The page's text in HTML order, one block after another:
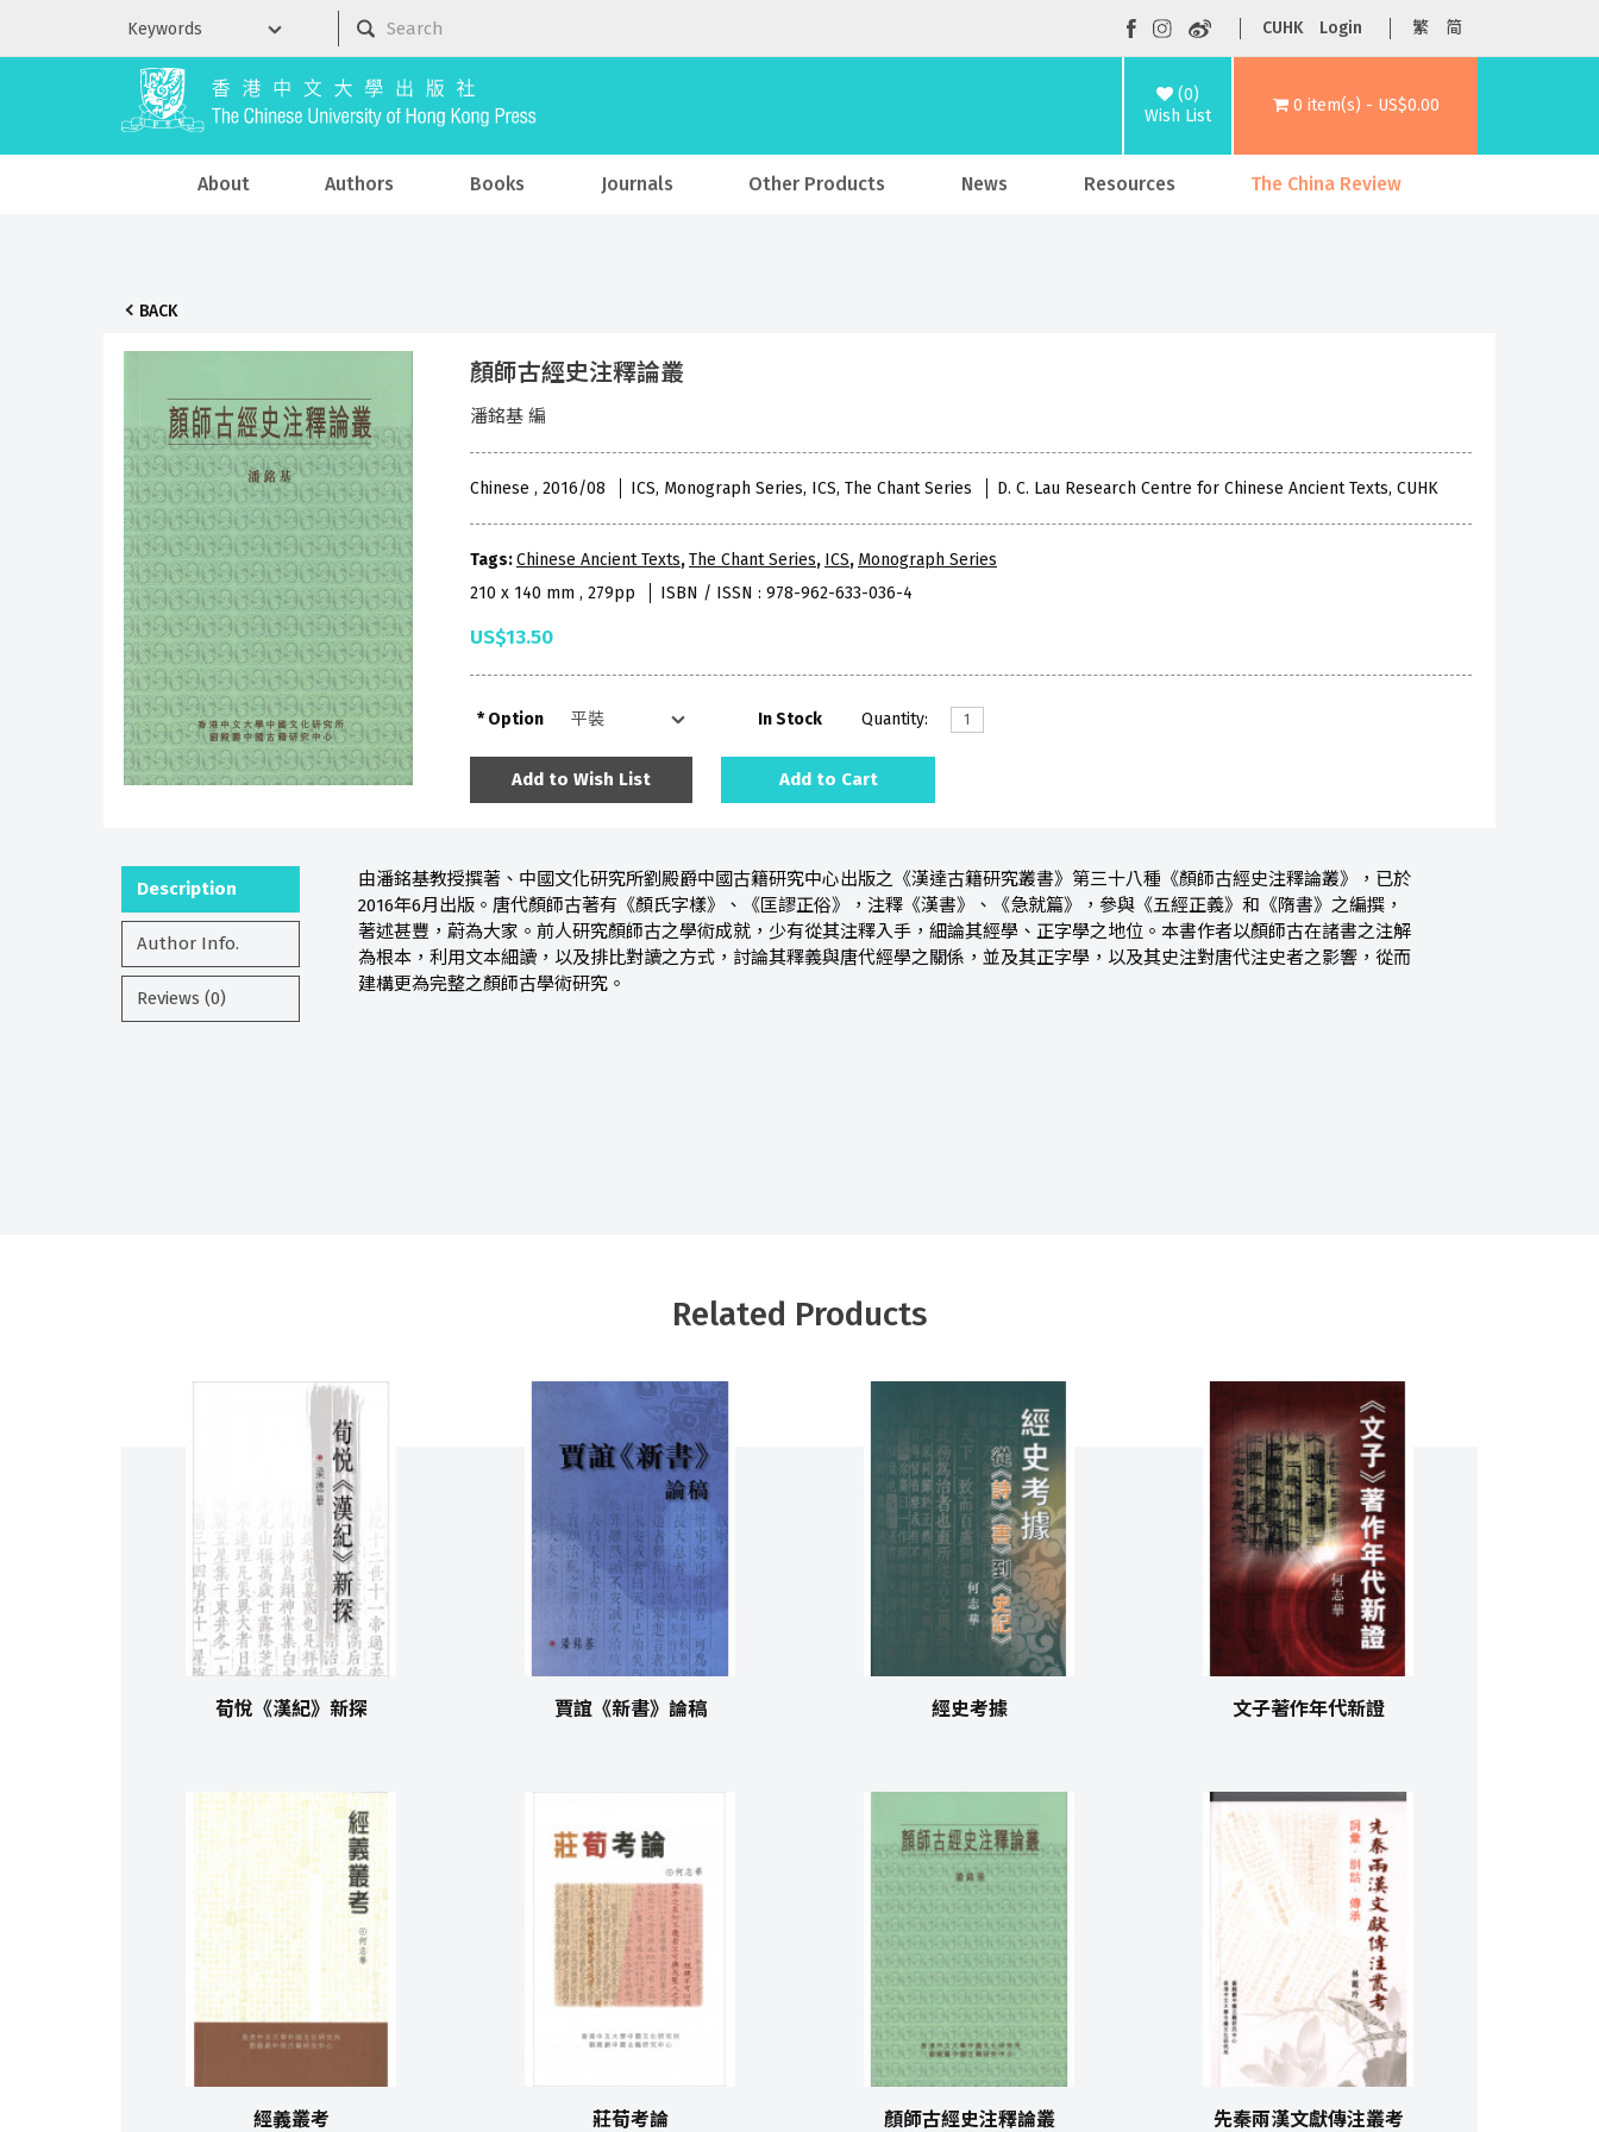
CUHK Login 繁 简
(0)
Wish List
0 item(s) - US$0.00
About Authors Books Journals Other Products News Resources The China Review
BACK
顏師古經史注釋論叢
潘銘基 編
Chinese , 2016/08 ICS, Monograph Series, ICS, The Chant Series D. C. Lau Research Centre for Chinese Ancient Texts, CUHK
Tags:Chinese Ancient Texts,The Chant Series, ICS, Monograph Series
210 x 140 mm , 279pp
ISBN / ISSN : 978-962-633-036-4
US$13.50
Option In Stock Quantity:
Add to Wish List Add to Cart
Description
Author Info.
Reviews (0)
由潘銘基教授撰著、中國文化研究所劉殿爵中國古籍研究中心出版之《漢達古籍研究叢書》第三十八種《顏師古經史注釋論叢》，已於
2016年6月出版。唐代顏師古著有《顏氏字樣》、《匡謬正俗》，注釋《漢書》、《急就篇》，參與《五經正義》和《隋書》之編撰，
著述甚豐，蔚為大家。前人研究顏師古之學術成就，少有從其注釋入手，細論其經學、正字學之地位。本書作者以顏師古在諸書之注解
為根本，利用文本細讀，以及排比對讀之方式，討論其釋義與唐代經學之關係，並及其正字學，以及其史注對唐代注史者之影響，從而
建構更為完整之顏師古學術研究。
Related Products
荀悅《漢紀》新探 賈誼《新書》論稿 經史考據 文子著作年代新證
經義叢考 莊荀考論 顏師古經史注釋論叢 先秦兩漢文獻傳注叢考